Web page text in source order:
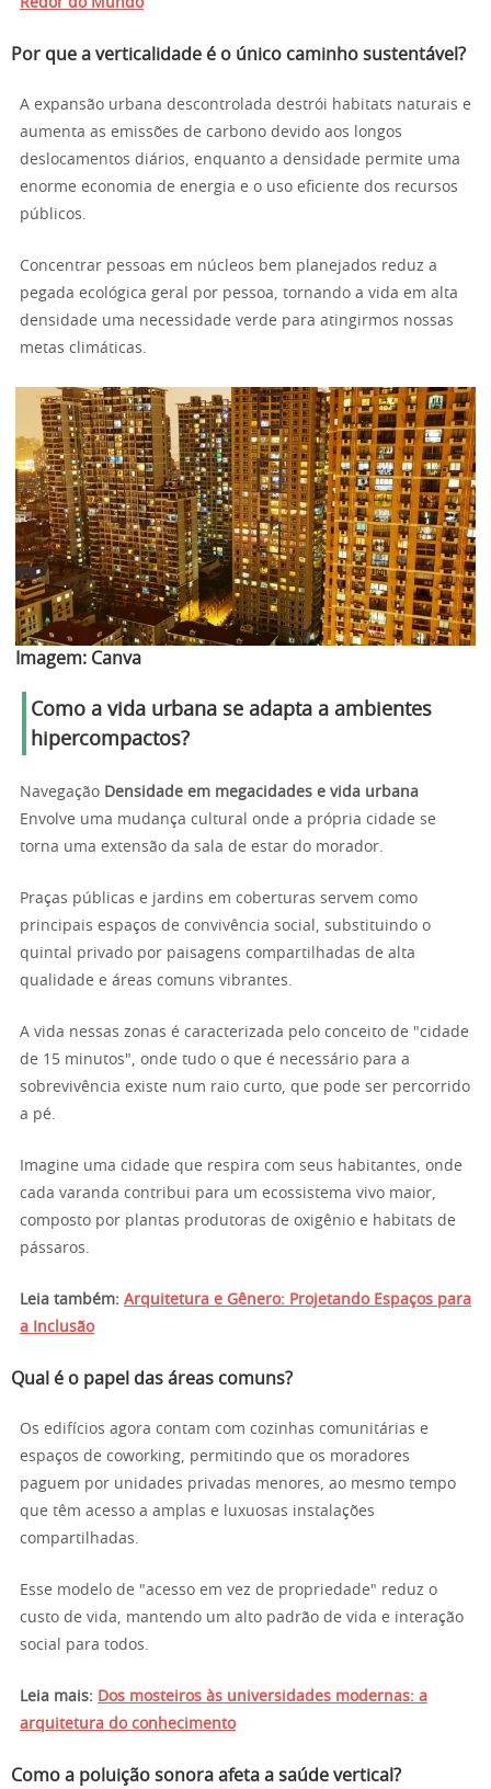
Redor do Mundo
Por que a verticalidade é o único caminho sustentável?
A expansão urbana descontrolada destrói habitats naturais e
aumenta as emissões de carbono devido aos longos
deslocamentos diários, enquanto a densidade permite uma
enorme economia de energia e o uso eficiente dos recursos
públicos.
Concentrar pessoas em núcleos bem planejados reduz a
pegada ecológica geral por pessoa, tornando a vida em alta
densidade uma necessidade verde para atingirmos nossas
metas climáticas.
Imagem: Canva
Como a vida urbana se adapta a ambientes
hipercompactos?
Navegação Densidade em megacidades e vida urbana
Envolve uma mudança cultural onde a própria cidade se
torna uma extensão da sala de estar do morador.
Praças públicas e jardins em coberturas servem como
principais espaços de convivência social, substituindo o
quintal privado por paisagens compartilhadas de alta
qualidade e áreas comuns vibrantes.
A vida nessas zonas é caracterizada pelo conceito de "cidade
de 15 minutos", onde tudo o que é necessário para a
sobrevivência existe num raio curto, que pode ser percorrido
a pé.
Imagine uma cidade que respira com seus habitantes, onde
cada varanda contribui para um ecossistema vivo maior,
composto por plantas produtoras de oxigênio e habitats de
pássaros.
Leia também: Arquitetura e Gênero: Projetando Espaços para
a Inclusão
Qual é o papel das áreas comuns?
Os edifícios agora contam com cozinhas comunitárias e
espaços de coworking, permitindo que os moradores
paguem por unidades privadas menores, ao mesmo tempo
que têm acesso a amplas e luxuosas instalações
compartilhadas.
Esse modelo de "acesso em vez de propriedade" reduz o
custo de vida, mantendo um alto padrão de vida e interação
social para todos.
Leia mais: Dos mosteiros às universidades modernas: a
arquitetura do conhecimento
Como a poluição sonora afeta a saúde vertical?